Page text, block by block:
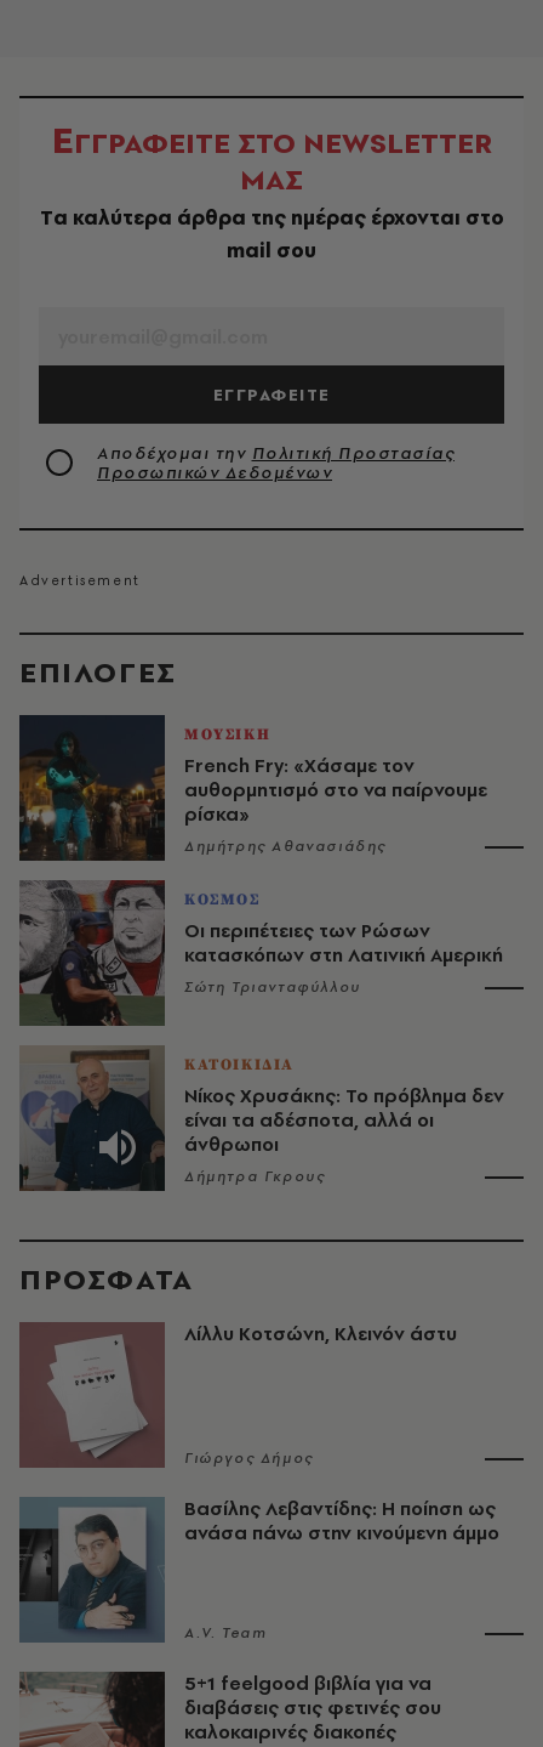
EΠΙΛΟΓΈΣ
ΜΟΥΣΙΚΗ
French Fry: «Χάσαμε τον
αυθορμητισμό στο να παίρνουμε
ρίσκα»
Δημήτρης Αθανασιάδης
ΚΟΣΜΟΣ
Οι περιπέτειες των Ρώσων
κατασκόπων στη Λατινική Αμερική
Σώτη Τριανταφύλλου
ΚΑΤΟΙΚΙΔΙΑ
Νίκος Χρυσάκης: Το πρόβλημα δεν
είναι τα αδέσποτα, αλλά οι
άνθρωποι
Δήμητρα Γκρους
ΕΓΓΡΑΦΕΙΤΕ ΣΤΟ NEWSLETTER
ΜΑΣ
Tα καλύτερα άρθρα της ημέρας έρχονται στο
mail σου
ΕΓΓΡΑΦΕΙΤΕ
Αποδέχομαι την Πολιτική Προστασίας
Προσωπικών Δεδομένων
ΠΡΟΣΦΑΤΑ
Λίλλυ Κοτσώνη, Κλεινόν άστυ
Γιώργος Δήμος
Βασίλης Λεβαντίδης: Η ποίηση ως
ανάσα πάνω στην κινούμενη άμμο
A.V. Team
5+1 feelgood βιβλία για να
διαβάσεις στις φετινές σου
καλοκαιρινές διακοπές